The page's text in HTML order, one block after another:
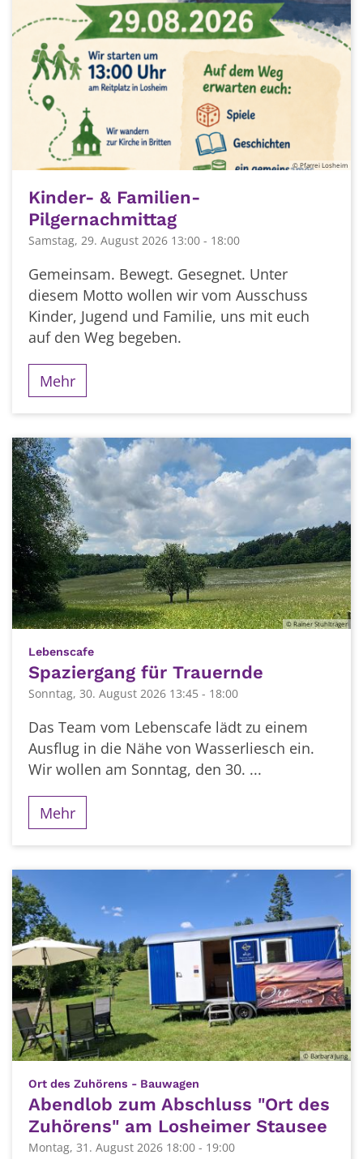
© Pfarrei Losheim
Kinder- & Familien-
Pilgernachmittag
Samstag, 29. August 2026 13:00 - 18:00
Gemeinsam. Bewegt. Gesegnet. Unter
diesem Motto wollen wir vom Ausschuss
Kinder, Jugend und Familie, uns mit euch
auf den Weg begeben.
Mehr
© Rainer Stuhlträger
Lebenscafe:
Spaziergang für Trauernde
Sonntag, 30. August 2026 13:45 - 18:00
Das Team vom Lebenscafe lädt zu einem
Ausflug in die Nähe von Wasserliesch ein.
Wir wollen am Sonntag, den 30. ...
Mehr
© Barbara Jung
Ort des Zuhörens - Bauwagen
Abendlob zum Abschluss "Ort des
Zuhörens" am Losheimer Stausee
Montag, 31. August 2026 18:00 - 19:00